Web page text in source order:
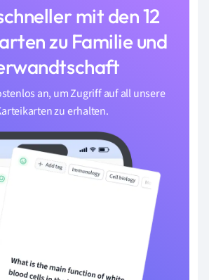
mit den 12
zu Familie und
an, um Zugriff auf all unsere
zu erhalten.